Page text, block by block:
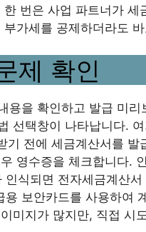
번은 사업 파트너가 세
가세를 공제하더라도
제 확인
용을 확인하고 발급 미리
선택창이 나타납니다.
전에 세금계산서를 발
영수증을 체크합니다.
식되면 전자세금계산
보안카드를 사용하여
미지가 많지만, 직접 시